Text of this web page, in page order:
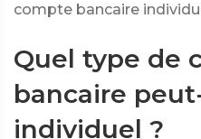
compte bancaire
Quel type de
bancaire
individuel ?